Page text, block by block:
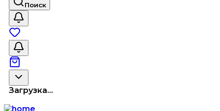
Поиск
Загрузка...